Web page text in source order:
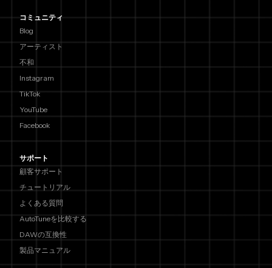
コミュニティ
Blog
アーティスト
不和
Instagram
TikTok
YouTube
Facebook
サポート
顧客サポート
チュートリアル
よくある質問
AutoTuneを比較する
DAWの互換性
製品マニュアル